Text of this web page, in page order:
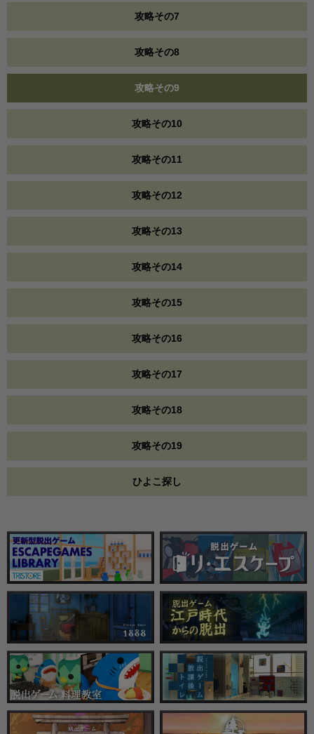
攻略その7
攻略その8
攻略その9
攻略その10
攻略その11
攻略その12
攻略その13
攻略その14
攻略その15
攻略その16
攻略その17
攻略その18
攻略その19
ひよこ探し